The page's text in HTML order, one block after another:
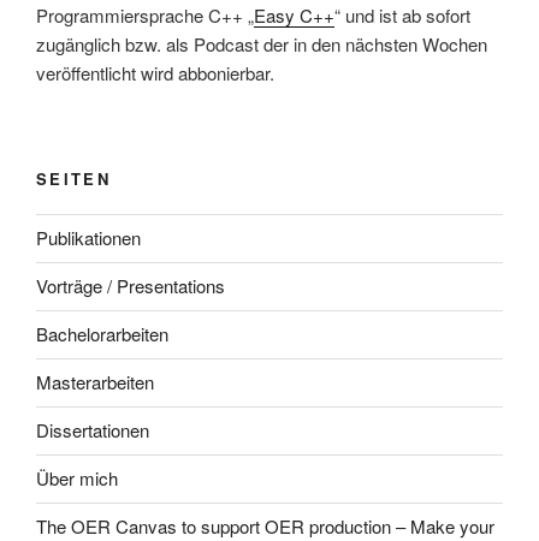
Programmiersprache C++ „Easy C++“ und ist ab sofort
zugänglich bzw. als Podcast der in den nächsten Wochen
veröffentlicht wird abbonierbar.
SEITEN
Publikationen
Vorträge / Presentations
Bachelorarbeiten
Masterarbeiten
Dissertationen
Über mich
The OER Canvas to support OER production – Make your